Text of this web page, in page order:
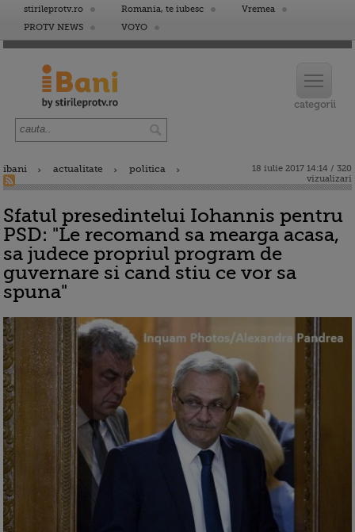
stirileprotv.ro Romania, te iubesc
Vremea
PROTV NEWS
VOYO
ibani actualitate politica
18 iulie 2017 14:14 / 320
vizualizari
Sfatul presedintelui Iohannis pentru
PSD: "Le recomand sa mearga acasa,
sa judece propriul program de
guvernare si cand stiu ce vor sa
spuna"